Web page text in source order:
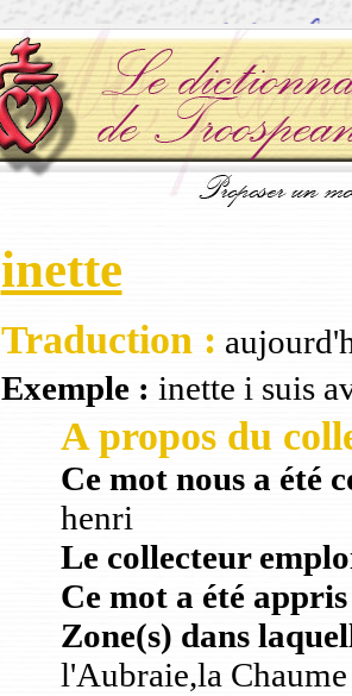
inette
Traduction :
Exemple : inette i suis
A propos du
Ce mot nous a été
henri
Le collecteur
Ce mot a été
Zone(s) dans
l'Aubraie,la Chaume